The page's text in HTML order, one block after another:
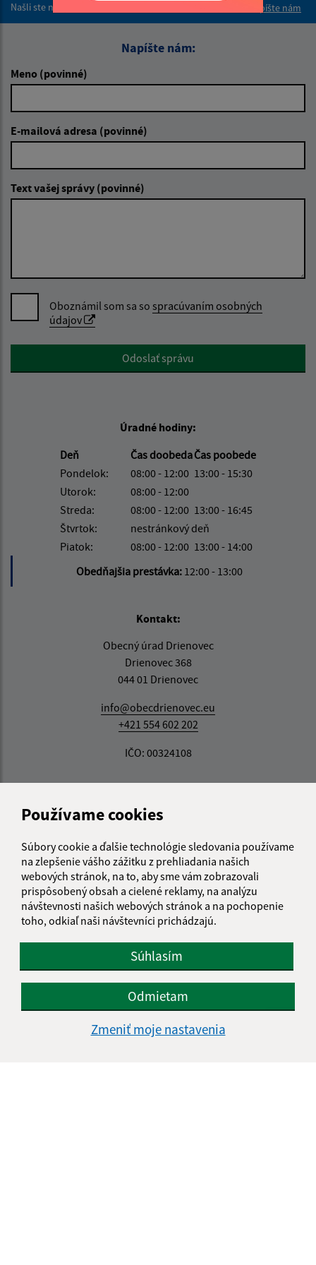
Používame cookies
Súbory cookie a ďalšie technológie sledovania používame
na zlepšenie vášho zážitku z prehliadania našich
webových stránok, na to, aby sme vám zobrazovali
prispôsobený obsah a cielené reklamy, na analýzu
návštevnosti našich webových stránok a na pochopenie
toho, odkiaľ naši návštevníci prichádzajú.
Súhlasím
Odmietam
Zmeniť moje nastavenia
Našli ste na stránke chybu?
Napíšte nám
Napíšte nám:
Meno (povinné)
E-mailová adresa (povinné)
Text vašej správy (povinné)
Oboznámil som sa so spracúvaním osobných
údajov
Google reCaptcha ResponseOdoslať správu
Úradné hodiny:
Deň
Čas doobedaČas poobede
Pondelok:
08:00 - 12:00 13:00 - 15:30
Utorok:
08:00 - 12:00
Streda:
08:00 - 12:00 13:00 - 16:45
Štvrtok:
nestránkový deň
Piatok:
08:00 - 12:00 13:00 - 14:00
Obedňajšia prestávka: 12:00 - 13:00
Kontakt:
Obecný úrad Drienovec
Drienovec 368
044 01 Drienovec
info@obecdrienovec.eu
+421 554 602 202
IČO: 00324108